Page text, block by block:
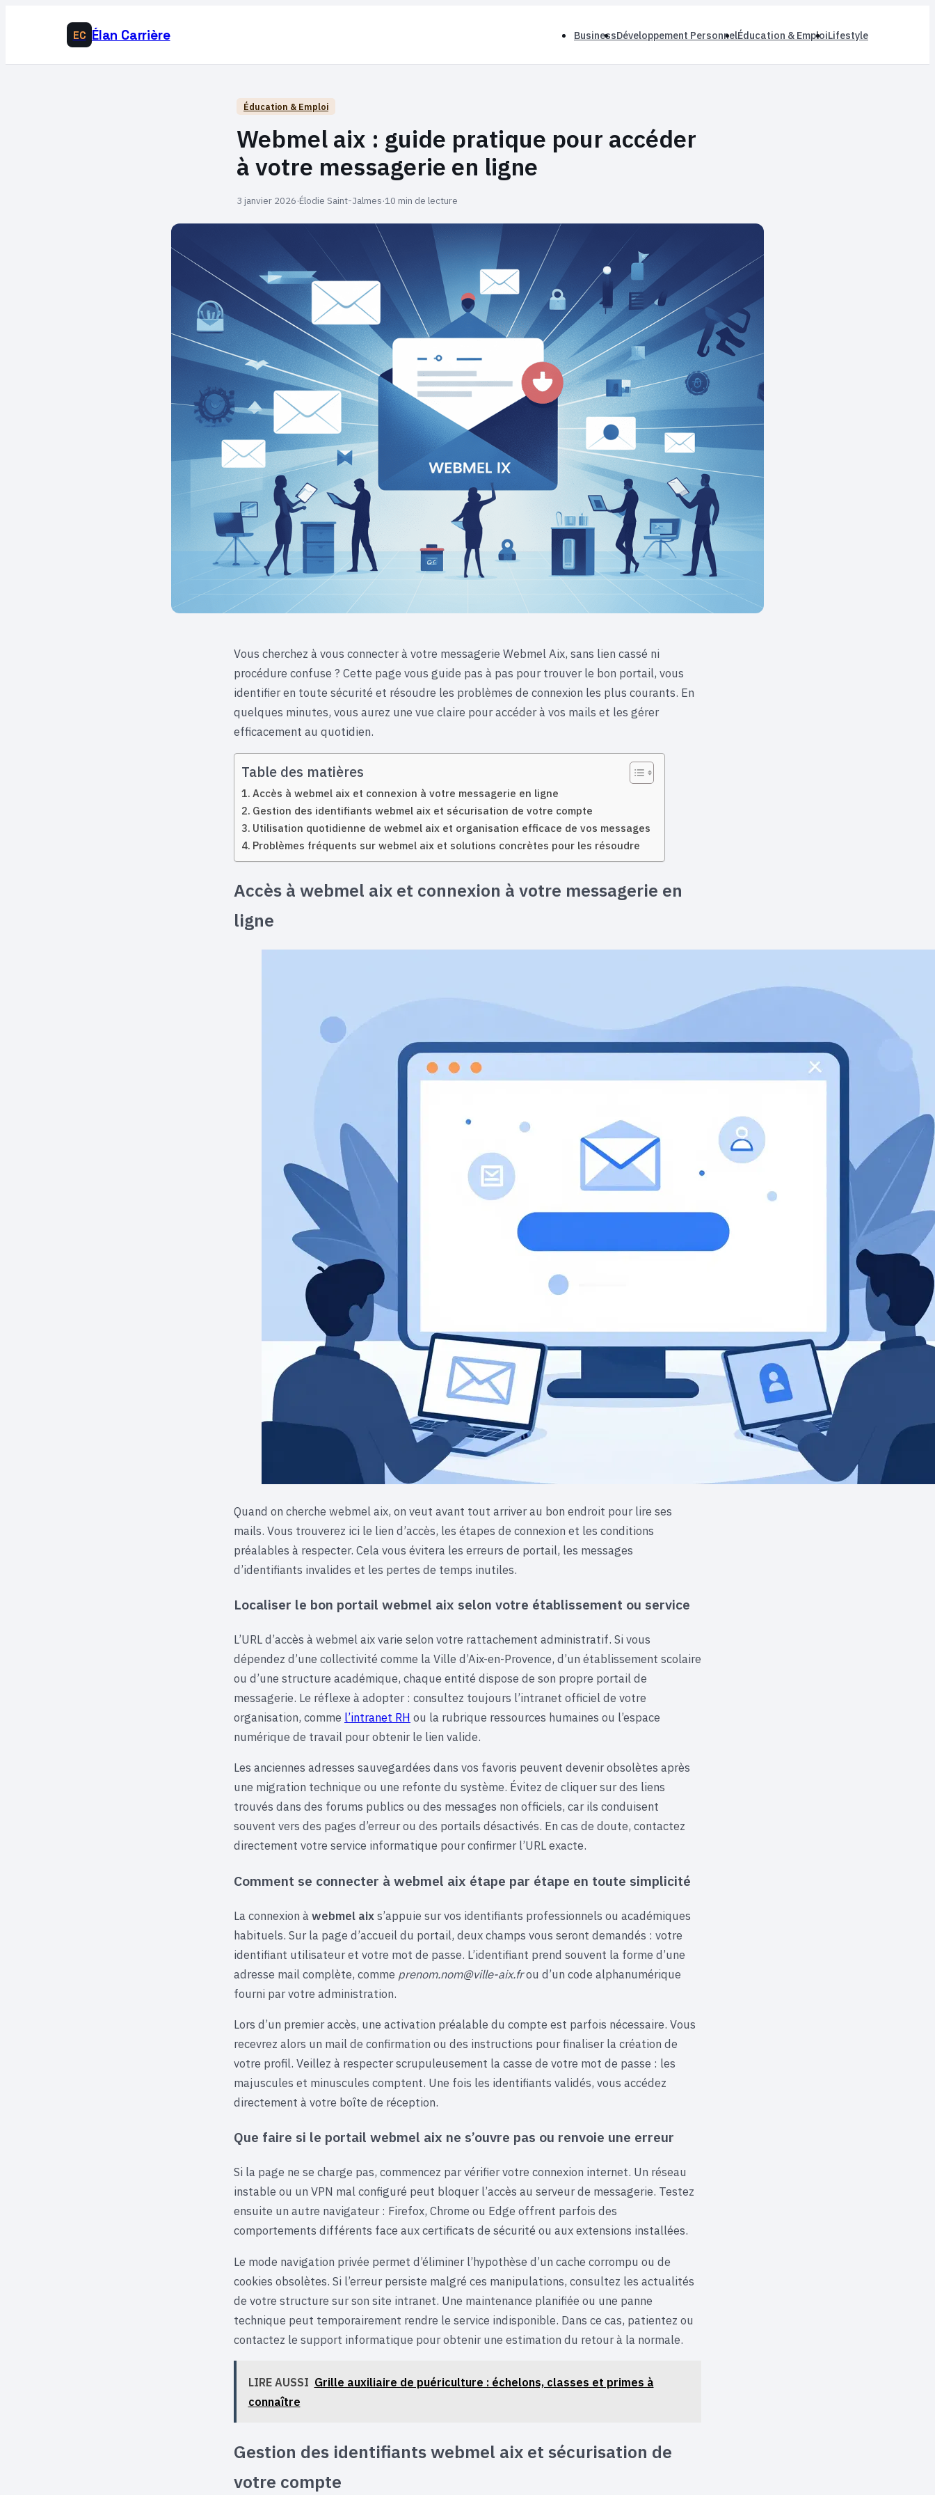
EC Élan Carrière BusinessDéveloppement PersonnelÉducation & EmploiLifestyle
Éducation & Emploi
Webmel aix : guide pratique pour accéder
à votre messagerie en ligne
3 janvier 2026·Élodie Saint-Jalmes·10 min de lecture
Vous cherchez à vous connecter à votre messagerie Webmel Aix, sans lien cassé ni
procédure confuse ? Cette page vous guide pas à pas pour trouver le bon portail, vous
identifier en toute sécurité et résoudre les problèmes de connexion les plus courants. En
quelques minutes, vous aurez une vue claire pour accéder à vos mails et les gérer
efficacement au quotidien.
Table des matières
Accès à webmel aix et connexion à votre messagerie en ligne
Gestion des identifiants webmel aix et sécurisation de votre compte
Utilisation quotidienne de webmel aix et organisation efficace de vos messages
Problèmes fréquents sur webmel aix et solutions concrètes pour les résoudre
Accès à webmel aix et connexion à votre messagerie en
ligne
Quand on cherche webmel aix, on veut avant tout arriver au bon endroit pour lire ses
mails. Vous trouverez ici le lien d’accès, les étapes de connexion et les conditions
préalables à respecter. Cela vous évitera les erreurs de portail, les messages
d’identifiants invalides et les pertes de temps inutiles.
Localiser le bon portail webmel aix selon votre établissement ou service
L’URL d’accès à webmel aix varie selon votre rattachement administratif. Si vous
dépendez d’une collectivité comme la Ville d’Aix-en-Provence, d’un établissement scolaire
ou d’une structure académique, chaque entité dispose de son propre portail de
messagerie. Le réflexe à adopter : consultez toujours l’intranet officiel de votre
organisation, comme l’intranet RH ou la rubrique ressources humaines ou l’espace
numérique de travail pour obtenir le lien valide.
Les anciennes adresses sauvegardées dans vos favoris peuvent devenir obsolètes après
une migration technique ou une refonte du système. Évitez de cliquer sur des liens
trouvés dans des forums publics ou des messages non officiels, car ils conduisent
souvent vers des pages d’erreur ou des portails désactivés. En cas de doute, contactez
directement votre service informatique pour confirmer l’URL exacte.
Comment se connecter à webmel aix étape par étape en toute simplicité
La connexion àwebmel aixs’appuie sur vos identifiants professionnels ou académiques
habituels. Sur la page d’accueil du portail, deux champs vous seront demandés : votre
identifiant utilisateur et votre mot de passe. L’identifiant prend souvent la forme d’une
adresse mail complète, comme prenom.nom@ville-aix.frou d’un code alphanumérique
fourni par votre administration.
Lors d’un premier accès, une activation préalable du compte est parfois nécessaire. Vous
recevrez alors un mail de confirmation ou des instructions pour finaliser la création de
votre profil. Veillez à respecter scrupuleusement la casse de votre mot de passe : les
majuscules et minuscules comptent. Une fois les identifiants validés, vous accédez
directement à votre boîte de réception.
Que faire si le portail webmel aix ne s’ouvre pas ou renvoie une erreur
Si la page ne se charge pas, commencez par vérifier votre connexion internet. Un réseau
instable ou un VPN mal configuré peut bloquer l’accès au serveur de messagerie. Testez
ensuite un autre navigateur : Firefox, Chrome ou Edge offrent parfois des
comportements différents face aux certificats de sécurité ou aux extensions installées.
Le mode navigation privée permet d’éliminer l’hypothèse d’un cache corrompu ou de
cookies obsolètes. Si l’erreur persiste malgré ces manipulations, consultez les actualités
de votre structure sur son site intranet. Une maintenance planifiée ou une panne
technique peut temporairement rendre le service indisponible. Dans ce cas, patientez ou
contactez le support informatique pour obtenir une estimation du retour à la normale.
LIRE AUSSI Grille auxiliaire de puériculture : échelons, classes et primes à
connaître
Gestion des identifiants webmel aix et sécurisation de
votre compte